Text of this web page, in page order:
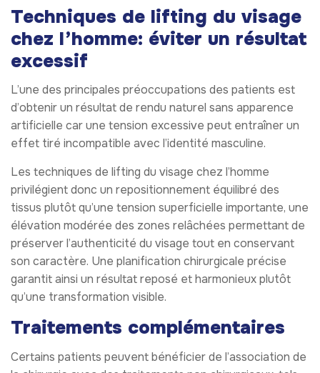
Techniques de lifting du visage
chez l’homme: éviter un résultat
excessif
L’une des principales préoccupations des patients est
d’obtenir un résultat de rendu naturel sans apparence
artificielle car une tension excessive peut entraîner un
effet tiré incompatible avec l’identité masculine.
Les techniques de lifting du visage chez l’homme
privilégient donc un repositionnement équilibré des
tissus plutôt qu’une tension superficielle importante, une
élévation modérée des zones relâchées permettant de
préserver l’authenticité du visage tout en conservant
son caractère. Une planification chirurgicale précise
garantit ainsi un résultat reposé et harmonieux plutôt
qu’une transformation visible.
Traitements complémentaires
Certains patients peuvent bénéficier de l’association de